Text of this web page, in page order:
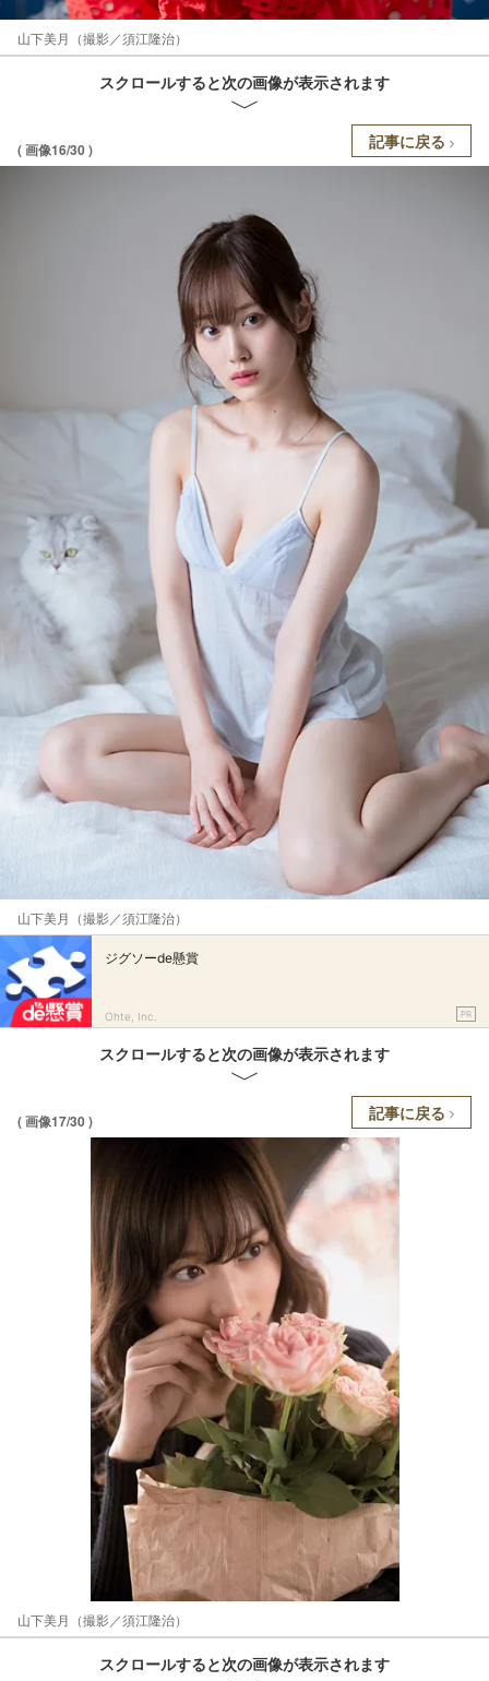
山下美月（撮影／須江隆治）
スクロールすると次の画像が表示されます
( 画像16/30 ) 記事に戻る
山下美月（撮影／須江隆治）
ジグソーde懸賞
Ohte, Inc. PR
スクロールすると次の画像が表示されます
( 画像17/30 ) 記事に戻る
山下美月（撮影／須江隆治）
スクロールすると次の画像が表示されます